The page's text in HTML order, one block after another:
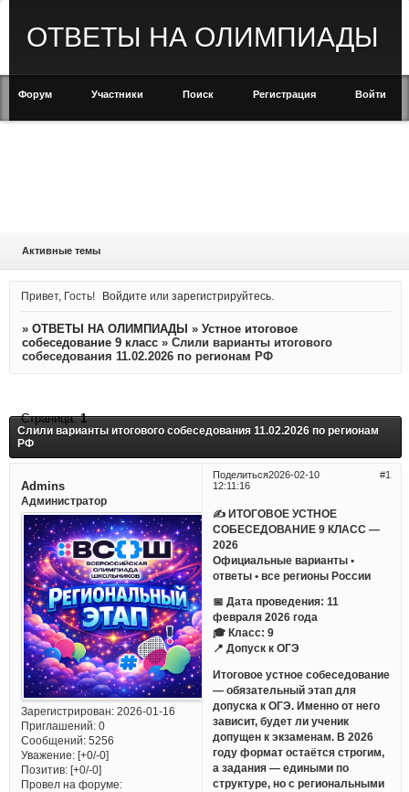
ОТВЕТЫ НА ОЛИМПИАДЫ
Форум Участники Поиск Регистрация Войти
Активные темы
Привет, Гость! Войдите илизарегистрируйтесь
» ОТВЕТЫ НА ОЛИМПИАДЫ » Устное итоговое
собеседование 9 класс » Слили варианты итогового
собеседования 11.02.2026 по регионам РФ
Слили варианты итогового собеседования 11.02.2026 по регионам
РФ
Страница:1
Поделиться 1
2026-02-10
12:11:16
Admins
Администратор
Зарегистрирован: 2026-01-16
Приглашений:0
Сообщений:5256
Уважение: [+0/-0]
Позитив: [+0/-0]
Провел на форуме:
✍ ИТОГОВОЕ УСТНОЕ
СОБЕСЕДОВАНИЕ 9 КЛАСС —
2026
Официальные варианты •
ответы • все регионы России
📅 Дата проведения: 11
февраля 2026 года
🎓 Класс: 9
📍 Допуск к ОГЭ
Итоговое устное собеседование
— обязательный этап для
допуска к ОГЭ. Именно от него
зависит, будет ли ученик
допущен к экзаменам. В 2026
году формат остаётся строгим,
а задания — едиными по
структуре, но с региональными